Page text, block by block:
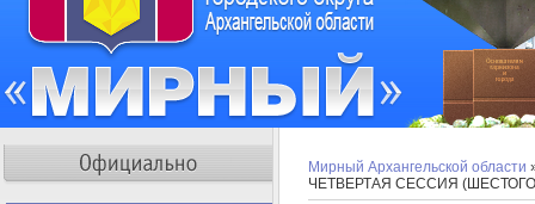
Мирный Архангельской области
ЧЕТВЕРТАЯ СЕССИЯ